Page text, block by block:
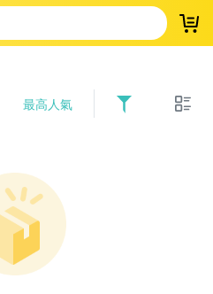
登
最高人氣